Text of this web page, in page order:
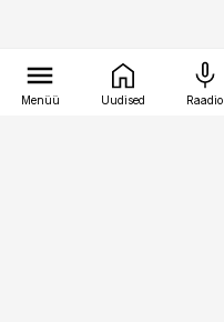
Menüü Uudised Raadio